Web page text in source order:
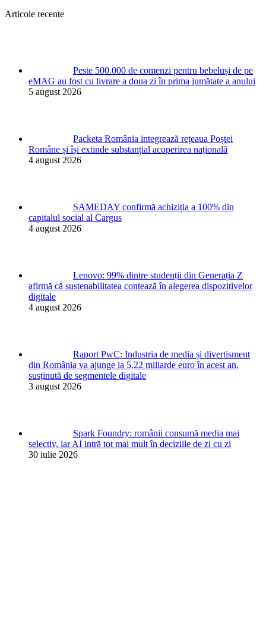
Articole recente
Peste 500.000 de comenzi pentru bebeluși de pe
eMAG au fost cu livrare a doua zi în prima jumătate a anului
5 august 2026
Packeta România integrează rețeaua Poștei
Române și își extinde substanțial acoperirea națională
4 august 2026
SAMEDAY confirmă achiziția a 100% din
capitalul social al Cargus
4 august 2026
Lenovo: 99% dintre studenții din Generația Z
afirmă că sustenabilitatea contează în alegerea dispozitivelor
digitale
4 august 2026
Raport PwC: Industria de media și divertisment
din România va ajunge la 5,22 miliarde euro în acest an,
susținută de segmentele digitale
3 august 2026
Spark Foundry: românii consumă media mai
selectiv, iar AI intră tot mai mult în deciziile de zi cu zi
30 iulie 2026